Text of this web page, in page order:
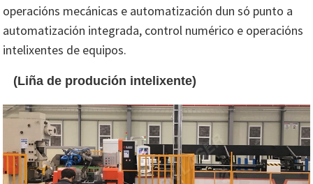
operacións mecánicas e automatización dun só punto a
automatización integrada, control numérico e operacións
intelixentes de equipos.
(Liña de produción intelixente)